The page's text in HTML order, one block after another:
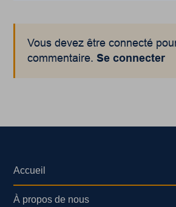
Vous devez être connecté
commentaire.Se connecter
Accueil
À propos de nous